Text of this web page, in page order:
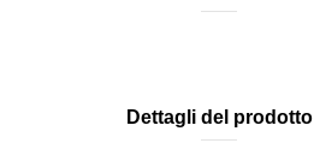
Dettagli del prodotto